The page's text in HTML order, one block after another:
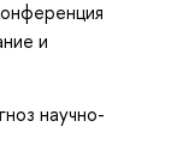
и
научно-